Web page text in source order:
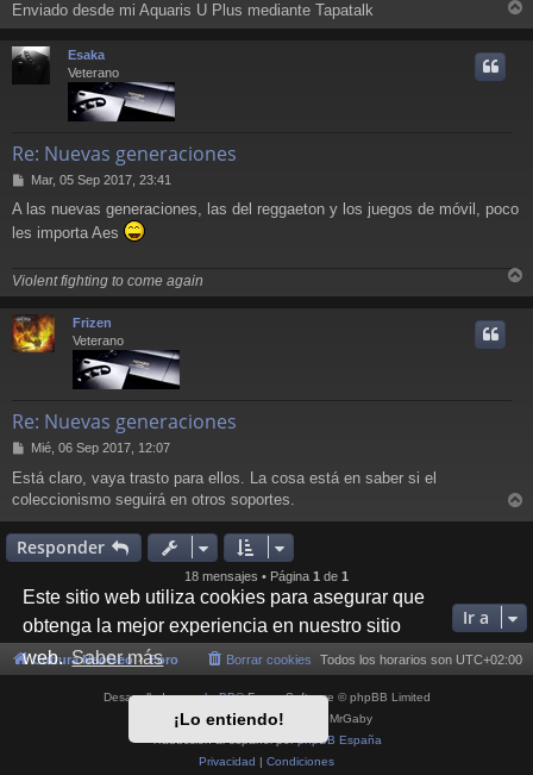
Este sitio web utiliza cookies para asegurar que
obtenga la mejor experiencia en nuestro sitio
web.Saber más
¡Lo entiendo!
Enviado desde mi Aquaris U Plus mediante Tapatalk
r
Esaka
Veterano
Re: Nuevas generaciones
M
n
s
e
Mar, 05 Sep 2017, 23:41
A las nuevas generaciones, las del reggaeton y los juegos de móvil, poco
les importa Aes
Violent fighting to come again
r
Frizen
Veterano
Re: Nuevas generaciones
M
n
s
j
e
Mié, 06 Sep 2017, 12:07
Está claro, vaya trasto para ellos. La cosa está en saber si el
coleccionismo seguirá en otros soportes.
r
Responder
18 mensajes • Página 1 de 1
Ir a
Cultura NeoGeo Foro Todos los horarios son UTC+02:00
Borrar cookies
Desarrollado porphpBB® Forum Software © phpBB Limited
Style porArty- phpBB 3.3 por MrGaby
phpBB España
Privacidad | Condiciones